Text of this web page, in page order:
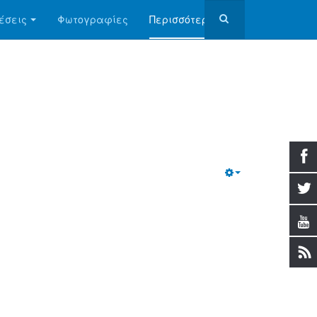
Φωτογραφίες Περισσότερα